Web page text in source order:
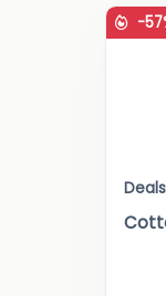
-
Deals